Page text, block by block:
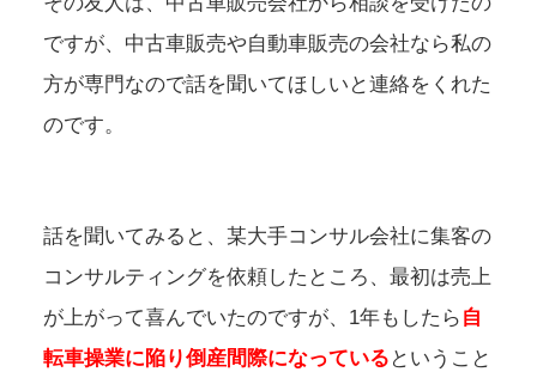
ですが、中古車販売や自動車販売の会社なら私の
方が専門なので話を聞いてほしいと連絡をくれた
のです。
話を聞いてみると、某大手コンサル会社に集客の
コンサルティングを依頼したところ、最初は売上
が上がって喜んでいたのですが、1年もしたら 自
転車操業に陥り倒産間際になっている ということ